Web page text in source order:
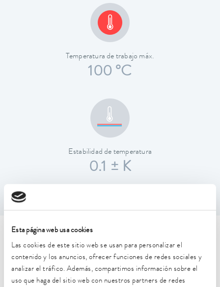
Esta página web usa cookies
Las cookies de este sitio web se usan para personalizar el
contenido y los anuncios, ofrecer funciones de redes sociales y
analizar el tráfico. Además, compartimos información sobre el
uso que haga del sitio web con nuestros partners de redes
Temperatura de trabajo máx.
100 °C
Estabilidad de temperatura
0.1 ± K
Características técnicas (según
DIN 12876)